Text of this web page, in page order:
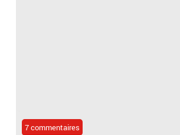
7 commentaires